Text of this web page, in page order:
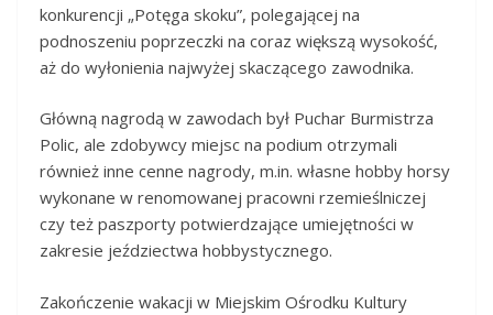
konkurencji „Potęga skoku”, polegającej na
podnoszeniu poprzeczki na coraz większą wysokość,
aż do wyłonienia najwyżej skaczącego zawodnika.
Główną nagrodą w zawodach był Puchar Burmistrza
Polic, ale zdobywcy miejsc na podium otrzymali
również inne cenne nagrody, m.in. własne hobby horsy
wykonane w renomowanej pracowni rzemieślniczej
czy też paszporty potwierdzające umiejętności w
zakresie jeździectwa hobbystycznego.
Zakończenie wakacji w Miejskim Ośrodku Kultury